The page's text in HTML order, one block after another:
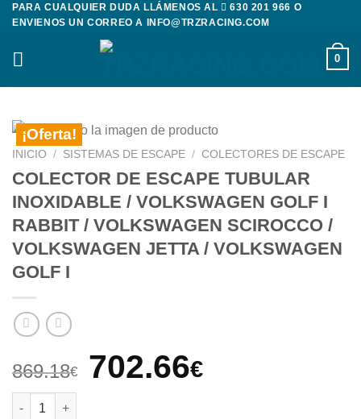
Saltar
contenido
PARA CUALQUIER DUDA LLÁMENOS AL 630 201 966 O
ENVIENOS UN CORREO A
INFO@TRZRACING.COM
0
¡Oferta!
INICIO / SISTEMAS DE ESCAPE / COLECTORES DE ESCAPE
COLECTOR DE ESCAPE TUBULAR
INOXIDABLE / VOLKSWAGEN GOLF I
RABBIT / VOLKSWAGEN SCIROCCO /
VOLKSWAGEN JETTA / VOLKSWAGEN
GOLF I
869.18€
El
702.66€El
COLECTOR DE ESCAPE TUBULAR INOXIDABLE /